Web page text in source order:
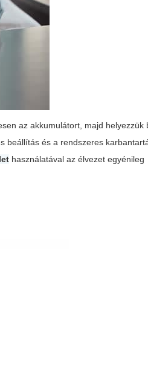
az akkumulátort, majd helyezzük
beállítás és a rendszeres
használatával az élvezet egyénileg